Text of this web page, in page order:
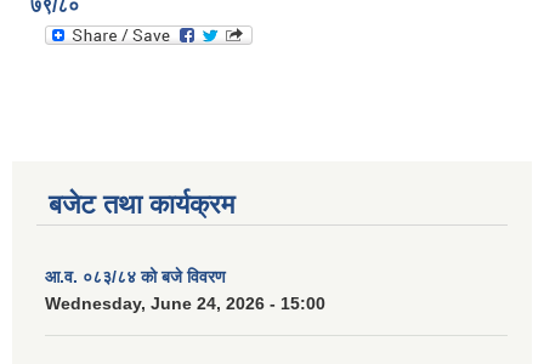
७९/८०
बजेट तथा कार्यक्रम
आ.व. ०८३/८४ को बजे विवरण
Wednesday, June 24, 2026 - 15:00